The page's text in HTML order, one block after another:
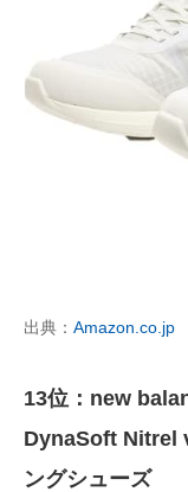
出典： Amazon.co.jp
13位：new
DynaSoft Nitrel
ングシューズ